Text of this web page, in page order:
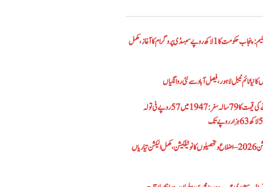
الیکٹرک بائیک اسکیم: پنجاب حکومت کا1 لاکھ روپے سبسڈی پروگرام کا آغاز ،مکمل
نیا ٹائم ٹیبل لاہور، فیصل آباد سے نئی روانگیاں
پاکستان میں سونے کی قیمت کا 79 سالہ سفر: 1947 میں 57 روپے فی تولہ
پنجاب بلدیاتی الیکشن 2026 – اضلاع و تحصیلوں کا نوٹیفکیشن، مکمل الیکشن تیاریاں